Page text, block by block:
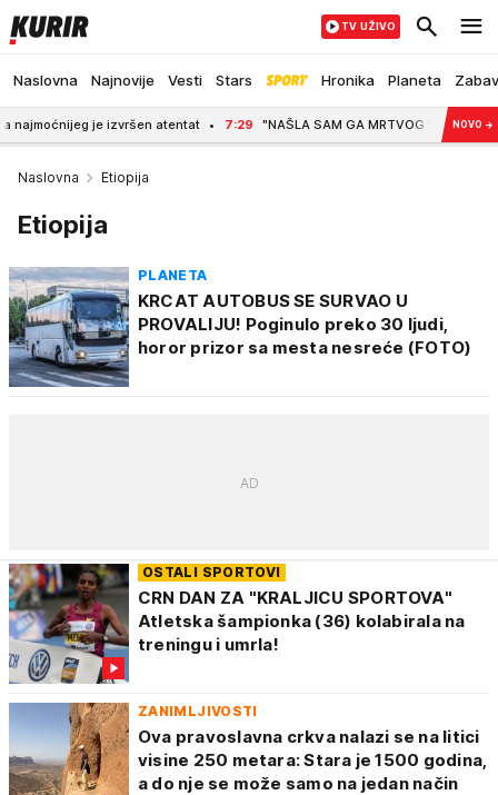
Naslovna Najnovije Vesti Stars Hronika Planeta
TV UŽIVO
je izvršen atentat 7:29 "NAŠLA SAM GA MRTVOG U LOKVI KRVI, SNOVO →
Naslovna Etiopija
Etiopija
PLANETA
KRCAT AUTOBUS SE SURVAO U
PROVALIJU! Poginulo preko 30 ljudi,
horor prizor sa mesta nesreće (FOTO)
OSTALI SPORTOVI
CRN DAN ZA "KRALJICU SPORTOVA"
Atletska šampionka (36) kolabirala na
treningu i umrla!
ZANIMLJIVOSTI
Ova pravoslavna crkva nalazi se na litici
visine 250 metara: Stara je 1500 godina,
a do nje se može samo na jedan način